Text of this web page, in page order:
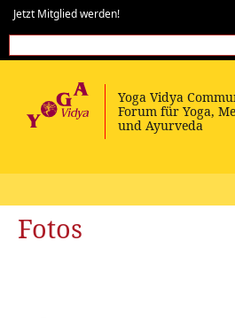
Jetzt Mitglied werden!
Fotos